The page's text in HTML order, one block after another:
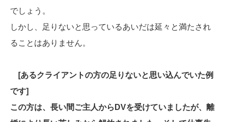
でしょう。
しかし、足りないと思っているあいだは延々と満たされ
ることはありません。
[あるクライアントの方の足りないと思い込んでいた例
です]
この方は、長い間ご主人からDVを受けていましたが、離